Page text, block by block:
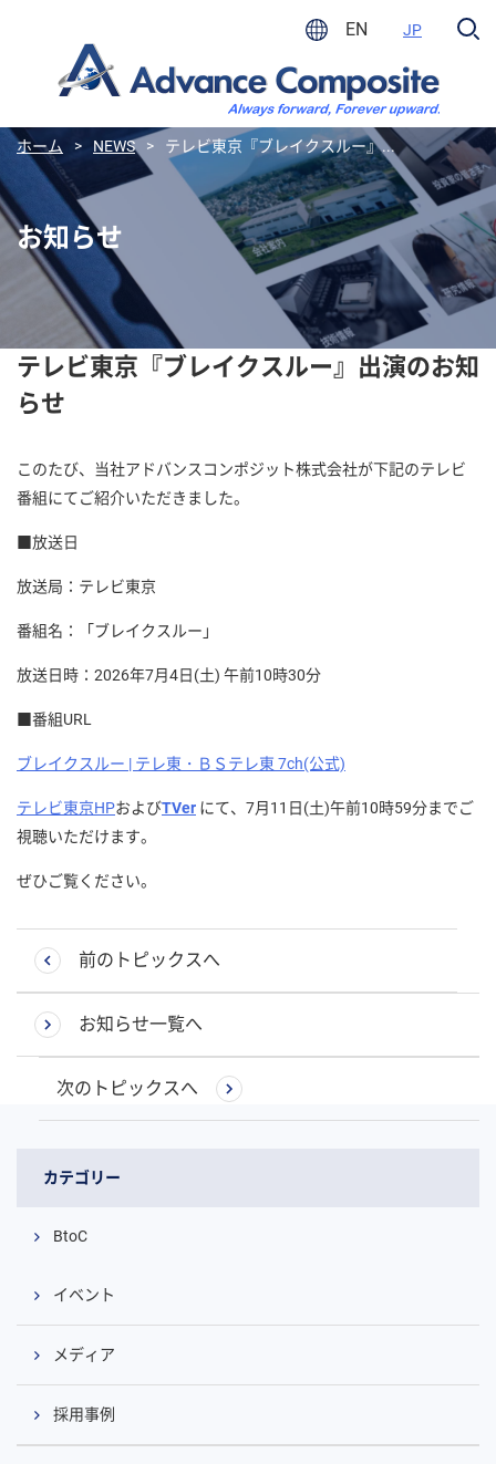
EN JP
ホーム > NEWS > テレビ東京『ブレイクスルー』...
お知らせ
テレビ東京『ブレイクスルー』出演のお知
らせ
このたび、当社アドバンスコンポジット株式会社が下記のテレビ
番組にてご紹介いただきました。
■放送日
放送局：テレビ東京
番組名：「ブレイクスルー」
放送日時：2026年7月4日(土) 午前10時30分
■番組URL
ブレイクスルー | テレ東・ＢＳテレ東 7ch(公式)
テレビ東京HPおよびTVer にて、7月11日(土)午前10時59分までご
視聴いただけます。
ぜひご覧ください。
前のトピックスへ
お知らせ一覧へ
次のトピックスへ
カテゴリー
BtoC
イベント
メディア
採用事例